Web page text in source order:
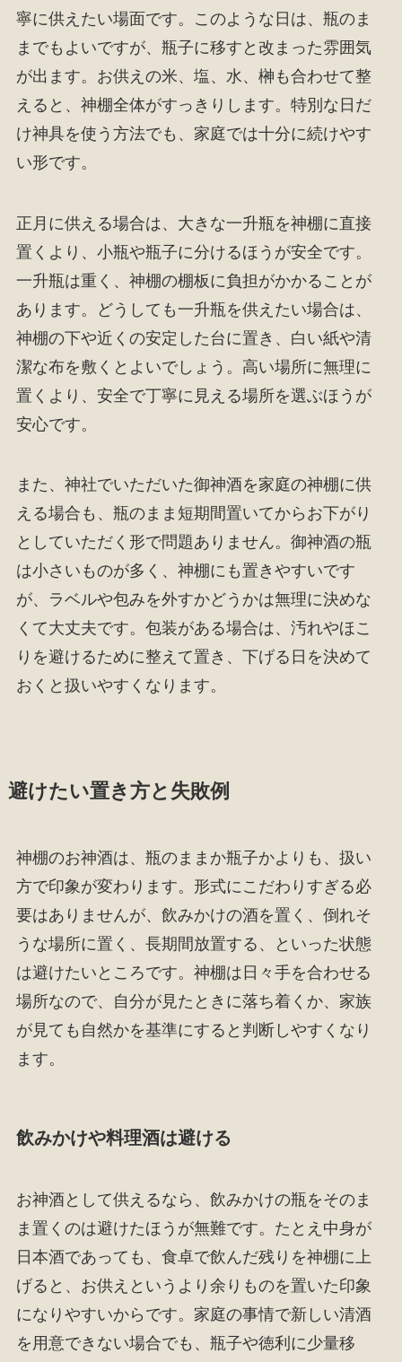
寧に供えたい場面です。このような日は、瓶のま
までもよいですが、瓶子に移すと改まった雰囲気
が出ます。お供えの米、塩、水、榊も合わせて整
えると、神棚全体がすっきりします。特別な日だ
け神具を使う方法でも、家庭では十分に続けやす
い形です。
正月に供える場合は、大きな一升瓶を神棚に直接
置くより、小瓶や瓶子に分けるほうが安全です。
一升瓶は重く、神棚の棚板に負担がかかることが
あります。どうしても一升瓶を供えたい場合は、
神棚の下や近くの安定した台に置き、白い紙や清
潔な布を敷くとよいでしょう。高い場所に無理に
置くより、安全で丁寧に見える場所を選ぶほうが
安心です。
また、神社でいただいた御神酒を家庭の神棚に供
える場合も、瓶のまま短期間置いてからお下がり
としていただく形で問題ありません。御神酒の瓶
は小さいものが多く、神棚にも置きやすいです
が、ラベルや包みを外すかどうかは無理に決めな
くて大丈夫です。包装がある場合は、汚れやほこ
りを避けるために整えて置き、下げる日を決めて
おくと扱いやすくなります。
避けたい置き方と失敗例
神棚のお神酒は、瓶のままか瓶子かよりも、扱い
方で印象が変わります。形式にこだわりすぎる必
要はありませんが、飲みかけの酒を置く、倒れそ
うな場所に置く、長期間放置する、といった状態
は避けたいところです。神棚は日々手を合わせる
場所なので、自分が見たときに落ち着くか、家族
が見ても自然かを基準にすると判断しやすくなり
ます。
飲みかけや料理酒は避ける
お神酒として供えるなら、飲みかけの瓶をそのま
ま置くのは避けたほうが無難です。たとえ中身が
日本酒であっても、食卓で飲んだ残りを神棚に上
げると、お供えというより余りものを置いた印象
になりやすいからです。家庭の事情で新しい清酒
を用意できない場合でも、瓶子や徳利に少量移